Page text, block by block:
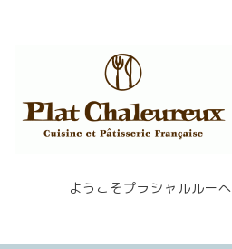
ようこそプラシャルルーへ